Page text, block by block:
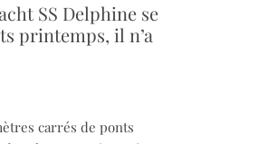
SS Delphine se
printemps, il n’a
carrés de ponts